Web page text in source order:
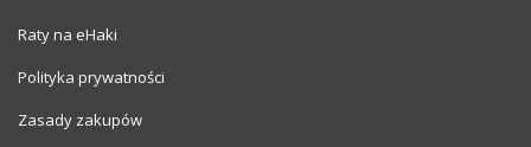
Raty na eHaki
Polityka prywatności
Zasady zakupów